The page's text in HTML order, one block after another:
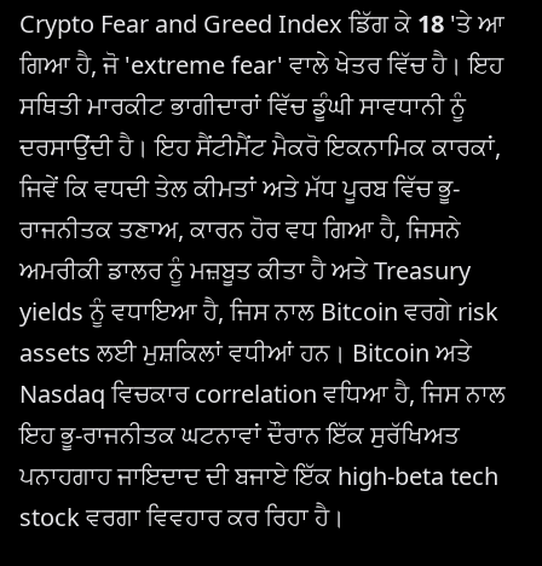
Crypto Fear and Greed Index ਡਿੱਗ ਕੇ 18 'ਤੇ ਆ
ਗਿਆ ਹੈ, ਜੋ 'extreme fear' ਵਾਲੇ ਖੇਤਰ ਵਿੱਚ ਹੈ। ਇਹ
ਸਥਿਤੀ ਮਾਰਕੀਟ ਭਾਗੀਦਾਰਾਂ ਵਿੱਚ ਡੂੰਘੀ ਸਾਵਧਾਨੀ ਨੂੰ
ਦਰਸਾਉਂਦੀ ਹੈ। ਇਹ ਸੈਂਟੀਮੈਂਟ ਮੈਕਰੋ ਇਕਨਾਮਿਕ ਕਾਰਕਾਂ,
ਜਿਵੇਂ ਕਿ ਵਧਦੀ ਤੇਲ ਕੀਮਤਾਂ ਅਤੇ ਮੱਧ ਪੂਰਬ ਵਿੱਚ ਭੂ-
ਰਾਜਨੀਤਕ ਤਣਾਅ, ਕਾਰਨ ਹੋਰ ਵਧ ਗਿਆ ਹੈ, ਜਿਸਨੇ
ਅਮਰੀਕੀ ਡਾਲਰ ਨੂੰ ਮਜ਼ਬੂਤ ​​ਕੀਤਾ ਹੈ ਅਤੇ Treasury
yields ਨੂੰ ਵਧਾਇਆ ਹੈ, ਜਿਸ ਨਾਲ Bitcoin ਵਰਗੇ risk
assets ਲਈ ਮੁਸ਼ਕਿਲਾਂ ਵਧੀਆਂ ਹਨ। Bitcoin ਅਤੇ
Nasdaq ਵਿਚਕਾਰ correlation ਵਧਿਆ ਹੈ, ਜਿਸ ਨਾਲ
ਇਹ ਭੂ-ਰਾਜਨੀਤਕ ਘਟਨਾਵਾਂ ਦੌਰਾਨ ਇੱਕ ਸੁਰੱਖਿਅਤ
ਪਨਾਹਗਾਹ ਜਾਇਦਾਦ ਦੀ ਬਜਾਏ ਇੱਕ high-beta tech
stock ਵਰਗਾ ਵਿਵਹਾਰ ਕਰ ਰਿਹਾ ਹੈ।